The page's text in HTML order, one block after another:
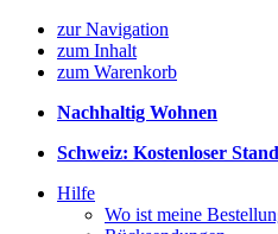
zur Navigation
zum Inhalt
zum Warenkorb
Nachhaltig Wohnen
Schweiz: Kostenloser
Hilfe
Wo ist meine